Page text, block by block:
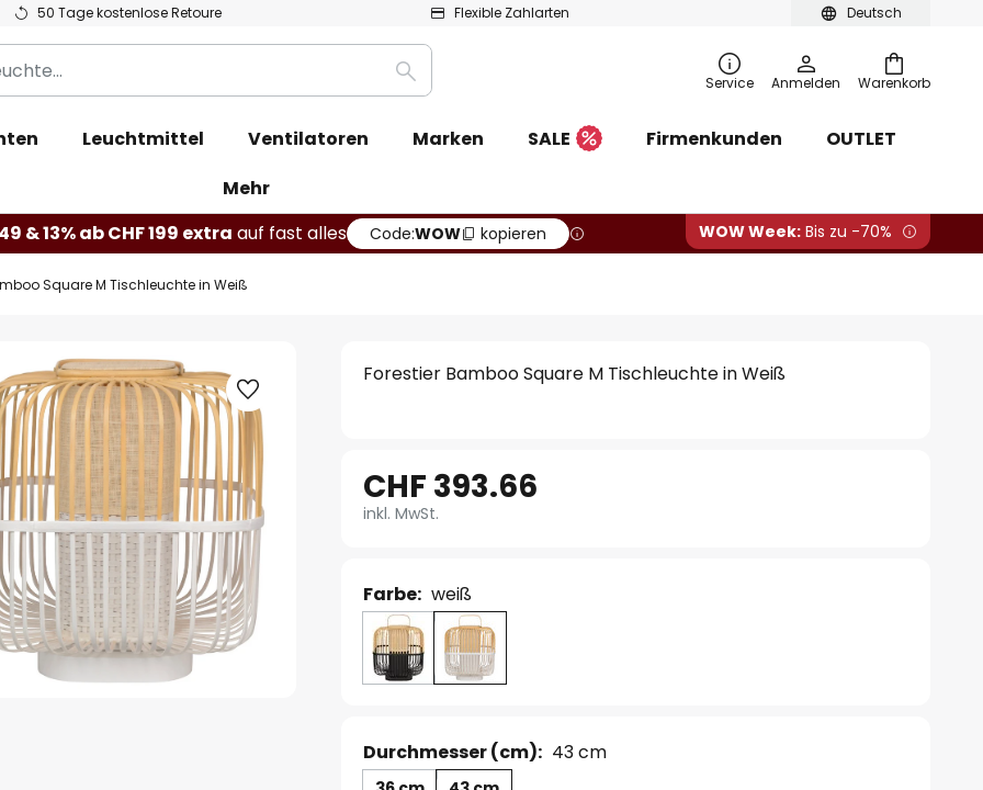
Deutsch
50 Tage kostenlose Retoure Flexible Zahlarten
Warenkorb
Suche Service Anmelden
Leuchtmittel Ventilatoren Marken SALE Firmenkunden
OUTLET
Mehr
& 13% ab CHF 199 extra auf fast alles Code:WOW kopieren WOW Week: Bis zu -70%
Square M Tischleuchte in Weiß
Forestier Bamboo Square M Tischleuchte in Weiß
CHF 393.66
inkl. MwSt.
Farbe: weiß
Durchmesser (cm): 43 cm